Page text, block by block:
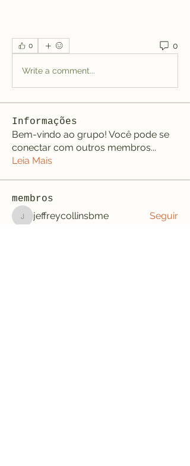
0 0
Write a comment...
Informações
Bem-vindo ao grupo! Você pode se
conectar com outros membros...
Leia Mais
membros
jeffreycollinsbme
jeffreycollinsbme
Seguir